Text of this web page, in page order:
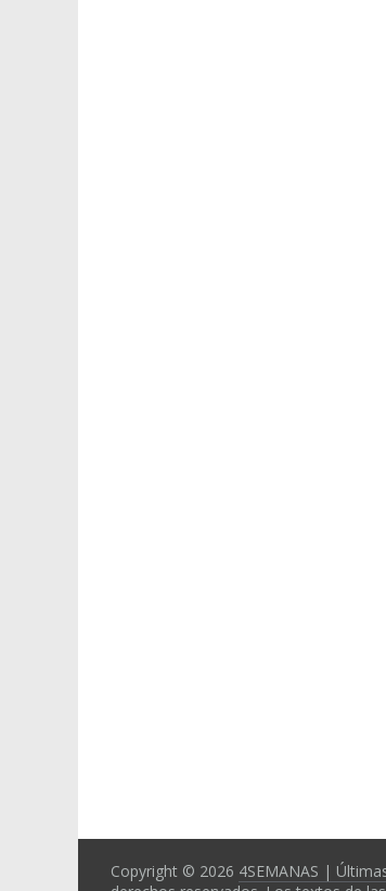
Copyright © 2026 4SEMANAS |